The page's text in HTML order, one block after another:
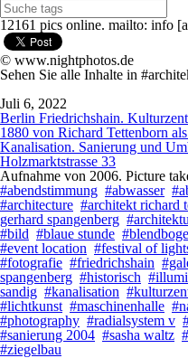
12161 pics online. mailto: info
© www.nightphotos.de
Sehen Sie alle Inhalte in
Juli 6, 2022
Berlin Friedrichshain.
1880 von Richard Tettenborn
Kanalisation. Sanierung und
Holzmarktstrasse 33
Aufnahme von 2006. Picture
#abendstimmung #abwasser
#architecture #architekt richard
gerhard spangenberg
#bild #blaue stunde
#event location #festival of
#fotografie #friedrichshain
spangenberg #historisch
sandig #kanalisation
#lichtkunst #maschinenhalle
#photography #radialsystem v
#sanierung 2004 #sasha waltz
#ziegelbau